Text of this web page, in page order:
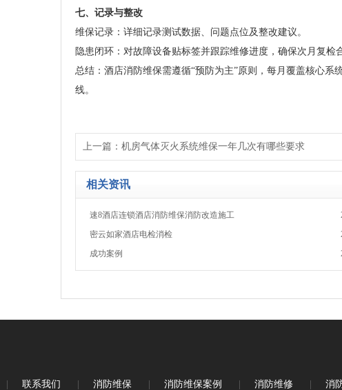
七、记录与整改
维保记录：详细记录测试数据、问题点位及整改建议。
隐患闭环：对故障设备贴标签并跟踪维修进度，确保次月复检
总结：酒店消防维保需遵循“预防为主”原则，每月覆盖核心
线。
上一篇： 机房气体灭火系统维保一年几次有哪些要求
相关资讯
速8酒店连锁酒店消防维保消防改造施工
密云如家酒店电检消检
成功案例
联系我们 消防维保 消防维保案例 消防维修 消